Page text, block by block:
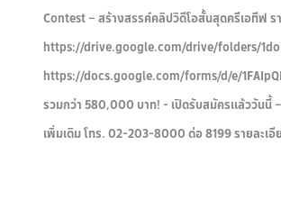
Contest – สร้างสรรค์คลิปวิดีโอสั้นสุดครีเอทีฟ ร
https://drive.google.com/drive/folders/
https://docs.google.com/forms/d/e/
รวมกว่า 580,000 บาท! - เปิดรับสมัครแล้ววันนี้
เพิ่มเติม โทร. 02-203-8000 ต่อ 8199 รายละเ